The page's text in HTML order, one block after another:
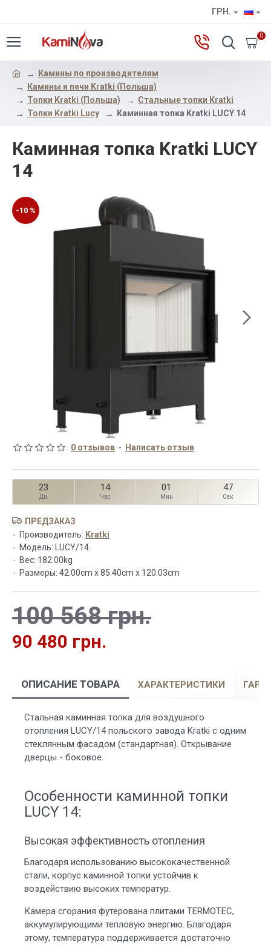
ГРН.
0
Камины по производителям
Камины и печи Kratki (Польша)
Топки Kratki (Польша)
Стальные топки Kratki
Топки Kratki Lucy
Каминная топка Kratki LUCY 14
Каминная топка Kratki LUCY
14
-10 %
0 отзывов - Написать отзыв
23
Дн
14
Час
01
Мин
47
Сек
100 568 грн.
90 480 грн.
ПРЕДЗАКАЗ
Производитель: Kratki
Модель:
LUCY/14
Вес: 182.00kg
Размеры: 42.00cm x 85.40cm x 120.03cm
ОПИСАНИЕ ТОВАРА ХАРАКТЕРИСТИКИ
Стальная каминная топка для воздушного
отопления LUCY/14 польского завода Kratki с одним
стеклянным фасадом (стандартная). Открывание
дверцы - боковое.
Особенности каминной топки
LUCY 14:
Высокая эффективность отопления
Благодаря использованию высококачественной
стали, корпус каминной топки устойчив к
воздействию высоких температур.
Камера сгорания футерована плитами TERMOTEC,
аккумулирующими тепловую энергию. Благодаря
этому, температура поддерживается достаточно